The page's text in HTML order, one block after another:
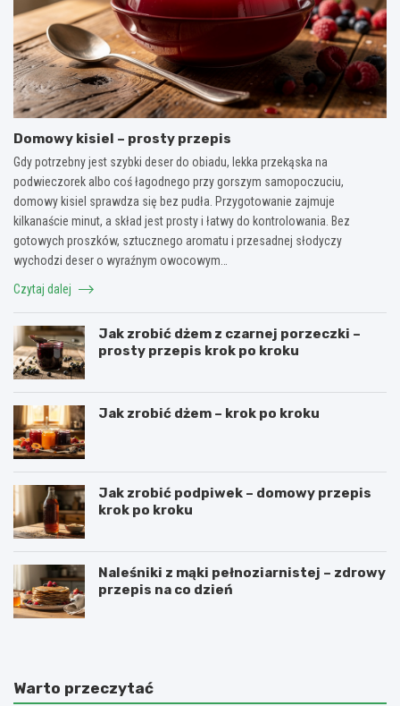
Domowy kisiel – prosty przepis
Gdy potrzebny jest szybki deser do obiadu, lekka przekąska na
podwieczorek albo coś łagodnego przy gorszym samopoczuciu,
domowy kisiel sprawdza się bez pudła. Przygotowanie zajmuje
kilkanaście minut, a skład jest prosty i łatwy do kontrolowania. Bez
gotowych proszków, sztucznego aromatu i przesadnej słodyczy
wychodzi deser o wyraźnym owocowym…
Czytaj dalej
Jak zrobić dżem z czarnej porzeczki –
prosty przepis krok po kroku
Jak zrobić dżem – krok po kroku
Jak zrobić podpiwek – domowy przepis
krok po kroku
Naleśniki z mąki pełnoziarnistej – zdrowy
przepis na co dzień
Warto przeczytać